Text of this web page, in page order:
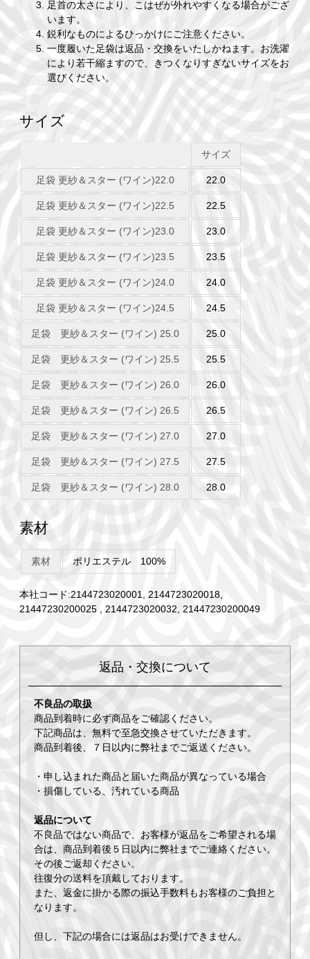
足首の太さにより、こはぜが外れやすくなる場合がござ
います。
鋭利なものによるひっかけにご注意ください。
一度履いた足袋は返品・交換をいたしかねます。お洗濯
により若干縮ますので、きつくなりすぎないサイズをお
選びください。
サイズ
サイズ
足袋 更紗＆スター (ワイン)22.0 22.0
足袋 更紗＆スター (ワイン)22.5 22.5
足袋 更紗＆スター (ワイン)23.0 23.0
足袋 更紗＆スター (ワイン)23.5 23.5
足袋 更紗＆スター (ワイン)24.0 24.0
足袋 更紗＆スター (ワイン)24.5 24.5
足袋 更紗＆スター (ワイン) 25.0 25.0
足袋 更紗＆スター (ワイン) 25.5 25.5
足袋 更紗＆スター (ワイン) 26.0 26.0
足袋 更紗＆スター (ワイン) 26.5 26.5
足袋 更紗＆スター (ワイン) 27.0 27.0
足袋 更紗＆スター (ワイン) 27.5 27.5
足袋 更紗＆スター (ワイン) 28.0 28.0
素材
素材 ポリエステル 100%
本社コード:2144723020001, 2144723020018,
21447230200025 , 2144723020032, 21447230200049
返品・交換について
不良品の取扱
商品到着時に必ず商品をご確認ください。
下記商品は、無料で至急交換させていただきます。
商品到着後、７日以内に弊社までご返送ください。
・申し込まれた商品と届いた商品が異なっている場合
・損傷している、汚れている商品
返品について
不良品ではない商品で、お客様が返品をご希望される場
合は、商品到着後５日以内に弊社までご連絡ください。
その後ご返却ください。
往復分の送料を頂戴しております。
また、返金に掛かる際の振込手数料もお客様のご負担と
なります。
但し、下記の場合には返品はお受けできません。